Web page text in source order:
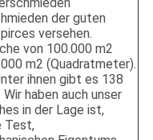
der guten
versehen.
von 100.000 m2
m2 (Quadratmeter).
ihnen gibt es 138
haben auch unser
in der Lage ist,
Test,